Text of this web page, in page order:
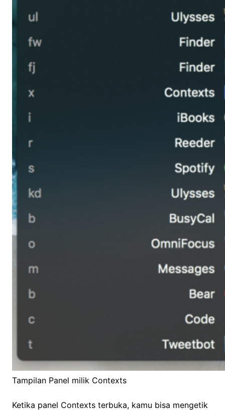
Tampilan Panel milik Contexts
Ketika panel Contexts terbuka, kamu bisa mengetik